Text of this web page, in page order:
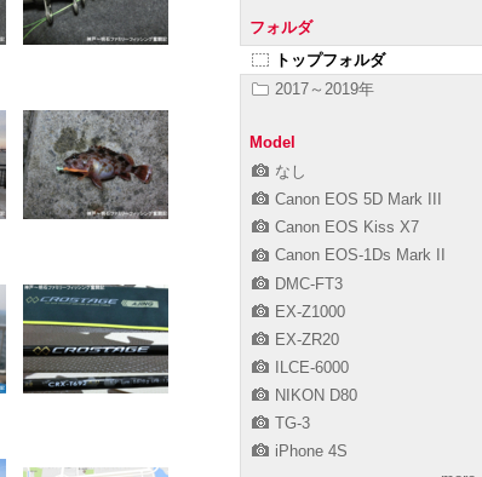
フォルダ
トップフォルダ
2017～2019年
Model
なし
Canon EOS 5D Mark III
Canon EOS Kiss X7
Canon EOS-1Ds Mark II
DMC-FT3
EX-Z1000
EX-ZR20
ILCE-6000
NIKON D80
TG-3
iPhone 4S